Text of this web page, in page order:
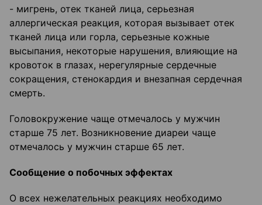
- мигрень, отек тканей лица, серьезная
аллергическая реакция, которая вызывает отек
тканей лица или горла, серьезные кожные
высыпания, некоторые нарушения, влияющие на
кровоток в глазах, нерегулярные сердечные
сокращения, стенокардия и внезапная сердечная
смерть.
Головокружение чаще отмечалось у мужчин
старше 75 лет. Возникновение диареи чаще
отмечалось у мужчин старше 65 лет.
Сообщение о побочных эффектах
О всех нежелательных реакциях необходимо